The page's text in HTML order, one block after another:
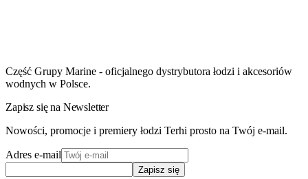
Część Grupy Marine - oficjalnego dystrybutora łodzi i akcesoriów
wodnych w Polsce.
Zapisz się na Newsletter
Nowości, promocje i premiery łodzi Terhi prosto na Twój e-mail.
Adres e-mail
Zapisz się